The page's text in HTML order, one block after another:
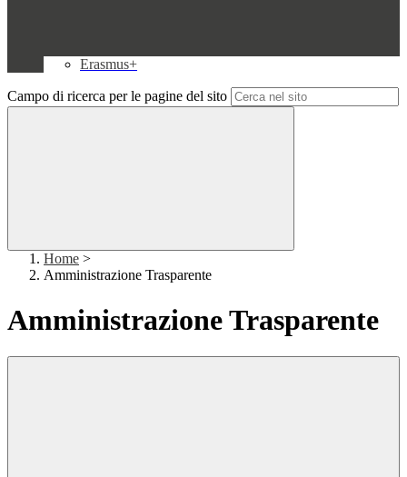
Erasmus+
Campo di ricerca per le pagine del sito
Home >
Amministrazione Trasparente
Amministrazione Trasparente